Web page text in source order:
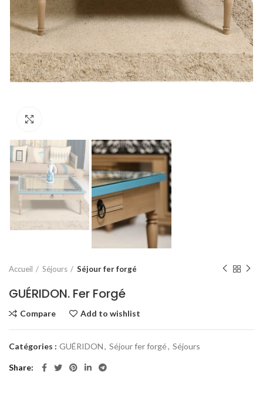
Accueil Séjours Séjour fer forgé
GUÉRIDON. Fer Forgé
Compare Add to wishlist
Catégories : GUÉRIDON, Séjour fer forgé, Séjours
Share